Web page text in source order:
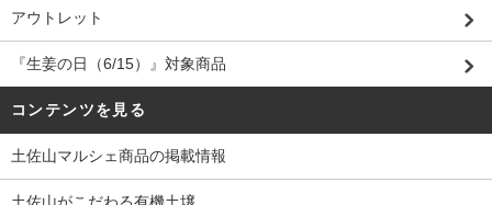
アウトレット
『生姜の日（6/15）』対象商品
コンテンツを見る
土佐山マルシェ商品の掲載情報
土佐山がこだわる有機土壌